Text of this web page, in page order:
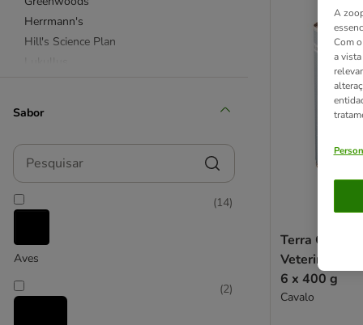
Herrmann's
Hill's Science Plan
Rocco
Rosie's Farm
Royal Canin
Wolf of Wilderness
Sabor
Pesquisar
Aves
(14)
(2)
Terra Canis
Veterinarium
6 x 400 g
Cavalo
A
Com
a